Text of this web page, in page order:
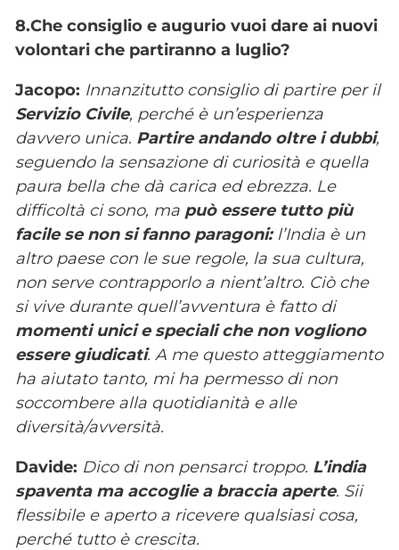
8.Che consiglio e augurio vuoi dare ai nuovi
volontari che partiranno a luglio?
Jacopo: Innanzitutto consiglio di partire per il
Servizio Civile, perché è un’esperienza
davvero unica. Partire andando oltre i dubbi,
seguendo la sensazione di curiosità e quella
paura bella che dà carica ed ebrezza. Le
difficoltà ci sono, ma può essere tutto più
facile se non si fanno paragoni:l’India è un
altro paese con le sue regole, la sua cultura,
non serve contrapporlo a nient’altro. Ciò che
si vive durante quell’avventura è fatto di
momenti unici e speciali che non vogliono
essere giudicati. A me questo atteggiamento
ha aiutato tanto, mi ha permesso di non
soccombere alla quotidianità e alle
diversità/avversità.
Davide: Dico di non pensarci troppo. L’india
spaventa ma accoglie a braccia aperte. Sii
flessibile e aperto a ricevere qualsiasi cosa,
perché tutto è crescita.